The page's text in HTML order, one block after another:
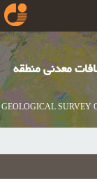
معدنی منطقه
GEOLOGICAL SURVEY